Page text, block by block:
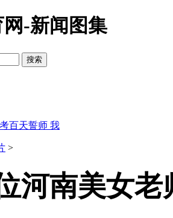
-新闻图集
百天誓师 我
>
河南美女